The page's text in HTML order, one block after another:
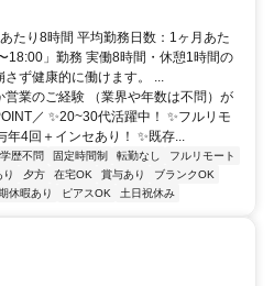
たり8時間 平均勤務日数：1ヶ月あた
18:00」勤務 実働8時間・休憩1時間の
さず健康的に働けます。 ...
業のご経験 （業界や年数は不問）が
／ ✨20~30代活躍中！ ✨フルリモ
年4回＋インセあり！ ✨既存...
学歴不問 固定時間制 転勤なし
フルリモート
り 夕方 在宅OK 賞与あり
ブランクOK
休暇あり ピアスOK 土日祝休み